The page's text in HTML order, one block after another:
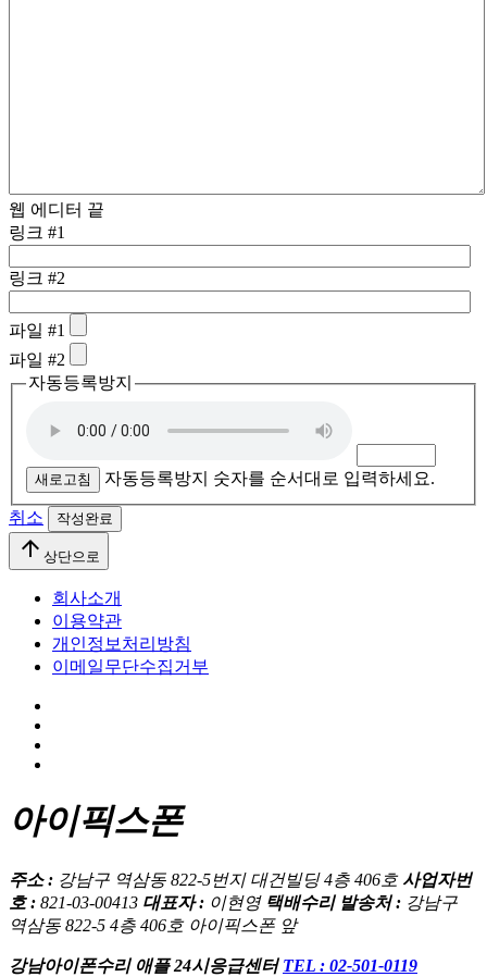
웹 에디터 끝
링크 #1
링크 #2
파일 #1
파일 #2
자동등록방지
새로고침 자동등록방지 숫자를 순서대로 입력하세요.
취소 작성완료
arrow_upward 상단으로
회사소개
이용약관
개인정보처리방침
이메일무단수집거부
아이픽스폰
주소 : 강남구 역삼동 822-5번지 대건빌딩 4층 406호 사업자번
호 : 821-03-00413 대표자 : 이현영 택배수리 발송처 : 강남구
역삼동 822-5 4층 406호 아이픽스폰 앞
강남아이폰수리 애플 24시응급센터 TEL : 02-501-0119